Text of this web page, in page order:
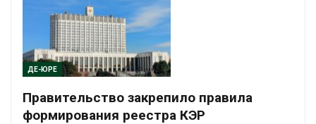
ДЕ-ЮРЕ
Правительство закрепило правила
формирования реестра КЭР